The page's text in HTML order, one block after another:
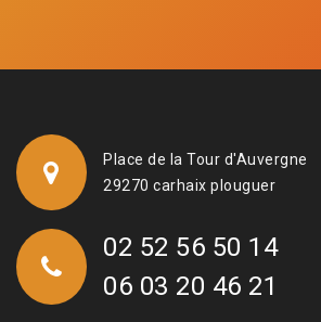
Place de la Tour d'Auvergne
29270 carhaix plouguer
02 52 56 50 14
06 03 20 46 21